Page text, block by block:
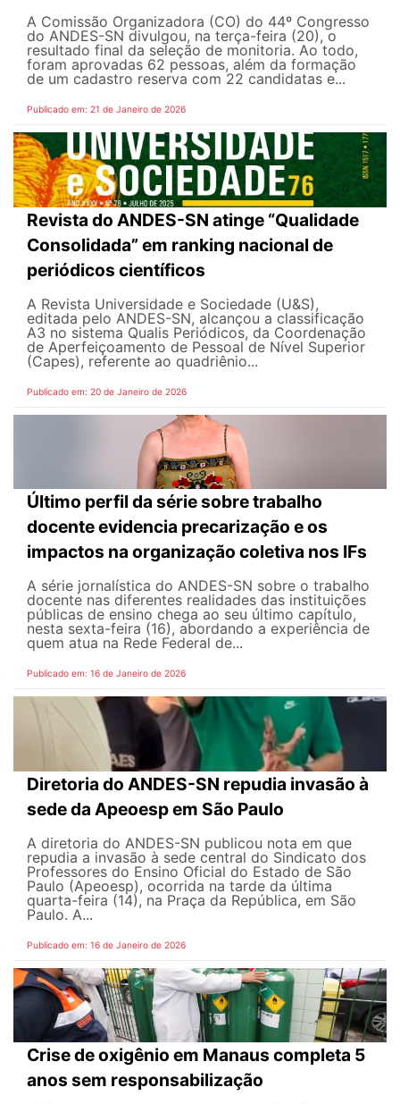
A Comissão Organizadora (CO) do 44º Congresso
do ANDES-SN divulgou, na terça-feira (20), o
resultado final da seleção de monitoria. Ao todo,
foram aprovadas 62 pessoas, além da formação
de um cadastro reserva com 22 candidatas e...
Publicado em: 21 de Janeiro de 2026
Revista do ANDES-SN atinge “Qualidade
Consolidada” em ranking nacional de
periódicos científicos
A Revista Universidade e Sociedade (U&S),
editada pelo ANDES-SN, alcançou a classificação
A3 no sistema Qualis Periódicos, da Coordenação
de Aperfeiçoamento de Pessoal de Nível Superior
(Capes), referente ao quadriênio...
Publicado em: 20 de Janeiro de 2026
Último perfil da série sobre trabalho
docente evidencia precarização e os
impactos na organização coletiva nos IFs
A série jornalística do ANDES-SN sobre o trabalho
docente nas diferentes realidades das instituições
públicas de ensino chega ao seu último capítulo,
nesta sexta-feira (16), abordando a experiência de
quem atua na Rede Federal de...
Publicado em: 16 de Janeiro de 2026
Diretoria do ANDES-SN repudia invasão à
sede da Apeoesp em São Paulo
A diretoria do ANDES-SN publicou nota em que
repudia a invasão à sede central do Sindicato dos
Professores do Ensino Oficial do Estado de São
Paulo (Apeoesp), ocorrida na tarde da última
quarta-feira (14), na Praça da República, em São
Paulo. A...
Publicado em: 16 de Janeiro de 2026
Crise de oxigênio em Manaus completa 5
anos sem responsabilização